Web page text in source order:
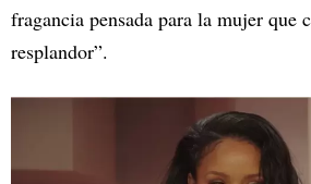
fragancia pensada para la mujer que
resplandor”.